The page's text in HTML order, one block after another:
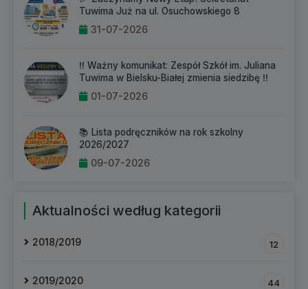
Tuwima Już na ul. Osuchowskiego 8
31-07-2026
‼️ Ważny komunikat: Zespół Szkół im. Juliana
Tuwima w Bielsku-Białej zmienia siedzibę ‼️
01-07-2026
📚 Lista podręczników na rok szkolny
2026/2027
09-07-2026
Aktualności według kategorii
2018/2019 12
2019/2020 44